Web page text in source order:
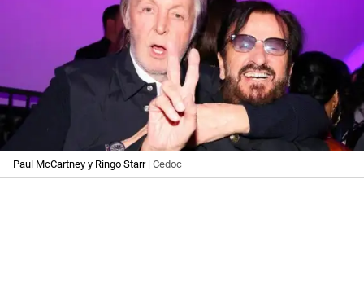
Paul McCartney y Ringo Starr| Cedoc